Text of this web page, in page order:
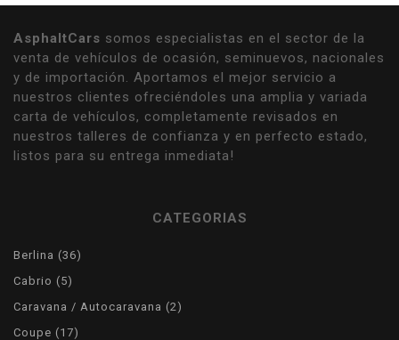
AsphaltCars somos especialistas en el sector de la
venta de vehículos de ocasión, seminuevos, nacionales
y de importación. Aportamos el mejor servicio a
nuestros clientes ofreciéndoles una amplia y variada
carta de vehículos, completamente revisados en
nuestros talleres de confianza y en perfecto estado,
listos para su entrega inmediata!
CATEGORIAS
Berlina 3636
Cabrio 55
Caravana / Autocaravana 2 2
Coupe 1717